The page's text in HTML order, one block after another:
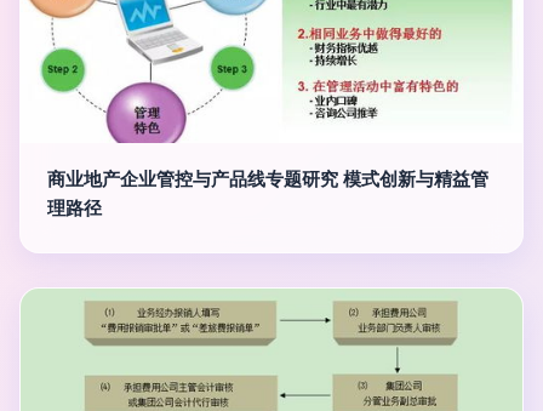
商业地产企业管控与产品线专题研究 模式创新与精益管
理路径